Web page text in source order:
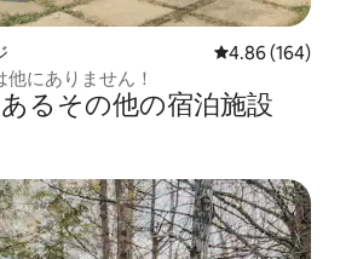
レビュー164
4.86 (164)
にありません！
るその他の宿泊施設
スです。